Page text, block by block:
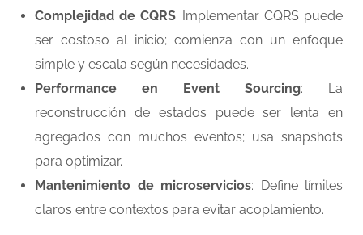
Complejidad de CQRS: Implementar CQRS puede
ser costoso al inicio; comienza con un enfoque
simple y escala según necesidades.
Performance en Event Sourcing: La
reconstrucción de estados puede ser lenta en
agregados con muchos eventos; usa snapshots
para optimizar.
Mantenimiento de microservicios: Define límites
claros entre contextos para evitar acoplamiento.